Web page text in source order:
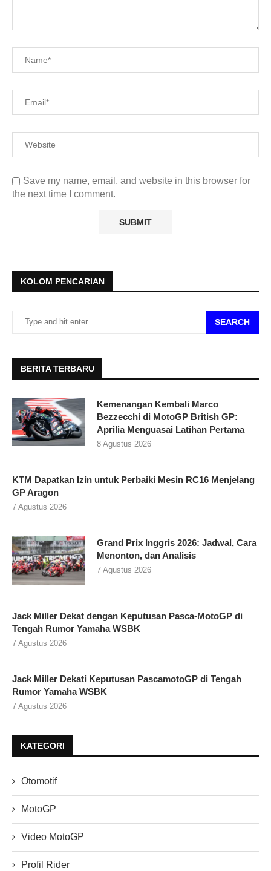
Save my name, email, and website in this browser for
the next time I comment.
KOLOM PENCARIAN
SEARCH
BERITA TERBARU
Kemenangan Kembali Marco
Bezzecchi di MotoGP British GP:
Aprilia Menguasai Latihan Pertama
8 Agustus 2026
KTM Dapatkan Izin untuk Perbaiki Mesin RC16 Menjelang
GP Aragon
7 Agustus 2026
Grand Prix Inggris 2026: Jadwal, Cara
Menonton, dan Analisis
7 Agustus 2026
Jack Miller Dekat dengan Keputusan Pasca-MotoGP di
Tengah Rumor Yamaha WSBK
7 Agustus 2026
Jack Miller Dekati Keputusan PascamotoGP di Tengah
Rumor Yamaha WSBK
7 Agustus 2026
KATEGORI
Otomotif
MotoGP
Video MotoGP
Profil Rider